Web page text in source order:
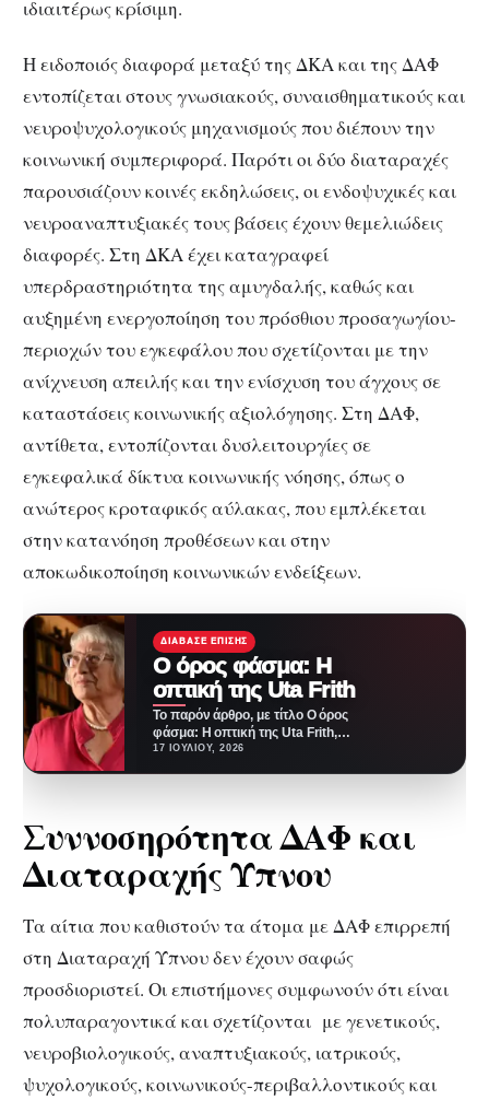
ιδιαιτέρως κρίσιμη.
Η ειδοποιός διαφορά μεταξύ της ΔΚΑ και της ΔΑΦ
εντοπίζεται στους γνωσιακούς, συναισθηματικούς και
νευροψυχολογικούς μηχανισμούς που διέπουν την
κοινωνική συμπεριφορά. Παρότι οι δύο διαταραχές
παρουσιάζουν κοινές εκδηλώσεις, οι ενδοψυχικές και
νευροαναπτυξιακές τους βάσεις έχουν θεμελιώδεις
διαφορές. Στη ΔΚΑ έχει καταγραφεί
υπερδραστηριότητα της αμυγδαλής, καθώς και
αυξημένη ενεργοποίηση του πρόσθιου προσαγωγίου-
περιοχών του εγκεφάλου που σχετίζονται με την
ανίχνευση απειλής και την ενίσχυση του άγχους σε
καταστάσεις κοινωνικής αξιολόγησης. Στη ΔΑΦ,
αντίθετα, εντοπίζονται δυσλειτουργίες σε
εγκεφαλικά δίκτυα κοινωνικής νόησης, όπως ο
ανώτερος κροταφικός αύλακας, που εμπλέκεται
στην κατανόηση προθέσεων και στην
αποκωδικοποίηση κοινωνικών ενδείξεων.
ΔΙΆΒΑΣΕ ΕΠΊΣΗΣ
Ο όρος φάσμα: Η
οπτική της Uta Frith
Το παρόν άρθρο, με τίτλο Ο όρος
φάσμα: Η οπτική της Uta Frith,
θα παρουσιάσει τους…
17 ΙΟΥΛΊΟΥ, 2026
Συννοσηρότητα ΔΑΦ και
Διαταραχής Ύπνου
Τα αίτια που καθιστούν τα άτομα με ΔΑΦ επιρρεπή
στη Διαταραχή Ύπνου δεν έχουν σαφώς
προσδιοριστεί. Οι επιστήμονες συμφωνούν ότι είναι
πολυπαραγοντικά και σχετίζονται με γενετικούς,
νευροβιολογικούς, αναπτυξιακούς, ιατρικούς,
ψυχολογικούς, κοινωνικούς-περιβαλλοντικούς και